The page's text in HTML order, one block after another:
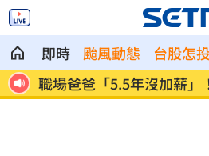
即時 颱風動態 台股怎
曝 蘋果砍價失敗！長鑫存儲